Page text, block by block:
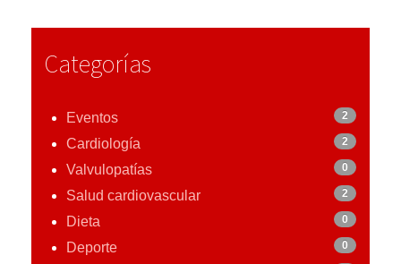
Categorías
Eventos 2
Cardiología 2
Valvulopatías 0
Salud cardiovascular 2
Dieta 0
Deporte 0